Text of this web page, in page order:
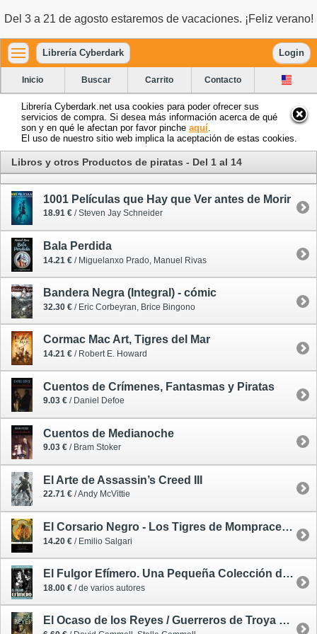
Del 3 a 21 de agosto estaremos de vacaciones. ¡Feliz verano!
Librería Cyberdark Login
Inicio Buscar Carrito Contacto
Librería Cyberdark.net usa cookies para poder ofrecer sus
servicios de compra. Si desea más información acerca de qué
son y en qué le afectan por favor pinche aquí
El uso de nuestro sitio web implica la aceptación de estas cookies.
Libros y otros Productos de piratas - Del 1 al 14
1001 Películas que Hay que Ver antes de Morir
18.91 € / Steven Jay Schneider
Bala Perdida
14.21 € / Miguelanxo Prado, Manuel Rivas
Bandera Negra (Integral) - cómic
32.30 € / Eric Corbeyran, Brice Bingono
Cormac Mac Art, Tigres del Mar
14.21 € / Robert E. Howard
Cuentos de Crímenes, Fantasmas y Piratas
9.03 € / Daniel Defoe
Cuentos de Medianoche
9.03 € / Bram Stoker
El Arte de Assassin’s Creed III
22.71 € / Andy McVittie
El Corsario Negro - Los Tigres de Mompracem - El Rey del Mar
14.20 € / Emilio Salgari
El Fulgor Efímero. Una Pequeña Colección de Películas Clásicas de Culto
18.00 € / de varios autores
El Ocaso de los Reyes / Guerreros de Troya 3 - oferta